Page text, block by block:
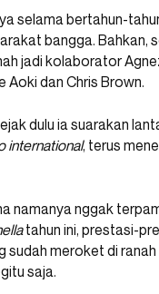
selama bertahun-
bangga. Bahkan,
jadi kolaborator
Aoki dan Chris Brown.
dulu ia suarakan
international, terus
namanya nggak
tahun ini, prestasi-
sudah meroket di
saja.